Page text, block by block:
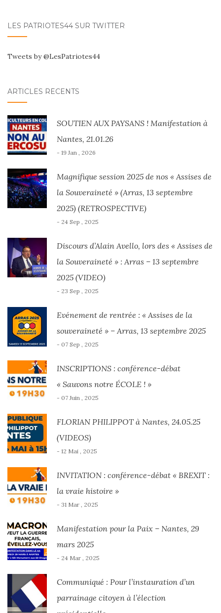
LES PATRIOTES44 SUR TWITTER
Tweets by @LesPatriotes44
ARTICLES RÉCENTS
SOUTIEN AUX PAYSANS ! Manifestation à
Nantes, 21.01.26
- 19 Jan , 2026
Magnifique session 2025 de nos « Assises de
la Souveraineté » (Arras, 13 septembre
2025) (RETROSPECTIVE)
- 24 Sep , 2025
Discours d’Alain Avello, lors des « Assises de
la Souveraineté » : Arras – 13 septembre
2025 (VIDEO)
- 23 Sep , 2025
Evénement de rentrée : « Assises de la
souveraineté » – Arras, 13 septembre 2025
- 07 Sep , 2025
INSCRIPTIONS : conférence-débat
« Sauvons notre ÉCOLE ! »
- 07 Juin , 2025
FLORIAN PHILIPPOT à Nantes, 24.05.25
(VIDEOS)
- 12 Mai , 2025
INVITATION : conférence-débat « BREXIT :
la vraie histoire »
- 31 Mar , 2025
Manifestation pour la Paix – Nantes, 29
mars 2025
- 24 Mar , 2025
Communiqué : Pour l’instauration d’un
parrainage citoyen à l’élection